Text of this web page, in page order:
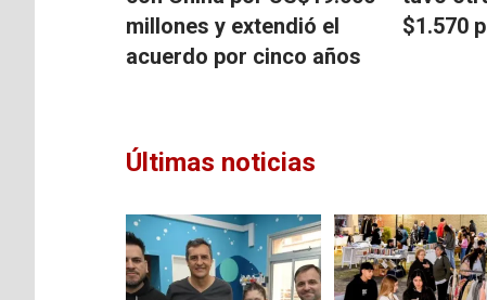
millones y extendió el
acuerdo por cinco años
$1.570
Últimas noticias